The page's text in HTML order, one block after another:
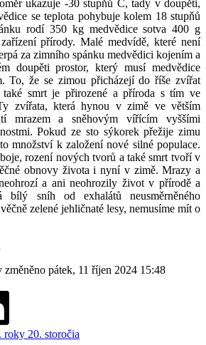
ukazuje -30 stupňů C, tady v doupěti,
se teplota pohybuje kolem 18 stupňů
rodí 350 kg medvědice sotva 400 g
přírody. Malé medvídě, které není
za zimního spánku medvědici kojením a
doupěti prostor, který musí medvědice
To, že se zimou přicházejí do říše zvířat
smrt je přirozené a příroda s tím ve
zvířata, která hynou v zimě ve větším
mrazem a sněhovým vířícím vyššími
Pokud ze sto sýkorek přežije zimu
množství k založení nové silné populace.
rození nových tvorů a také smrt tvoří v
obnovy života i nyní v zimě. Mrazy a
a ani neohrozily život v přírodě a
bílý sníh od exhalátů neusměrněného
zelené jehličnaté lesy, nemusíme mít o
změněno pátek, 11 říjen 2024 15:48
roky 20. storočia